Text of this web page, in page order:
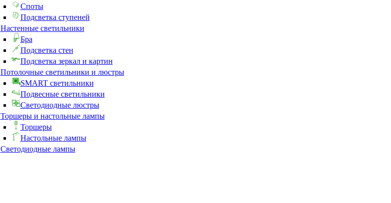
Споты
Подсветка ступеней
Настенные светильники
Бра
Подсветка стен
Подсветка зеркал и картин
Потолочные светильники и люстры
SMART светильники
Подвесные светильники
Светодиодные люстры
Торшеры и настольные лампы
Торшеры
Настольные лампы
Светодиодные лампы